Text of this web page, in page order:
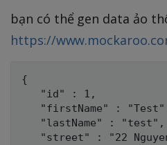
bạn có thể gen data ảo
https://
{
   "id" : 1,
"firstName" :
   "lastName" : "test",
"street" : "22